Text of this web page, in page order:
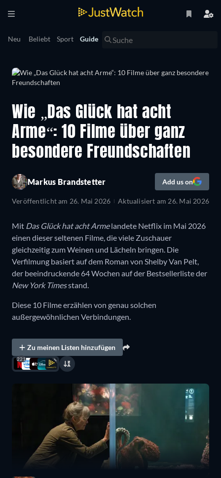
Neu Beliebt Sport Guide
Wie „Das Glück hat acht
Arme“: 10 Filme über ganz
besondere Freundschaften
Markus Brandstetter Add us on
Veröffentlicht am 26. Mai 2026 Aktualisiert am26. Mai 2026
Mit Das Glück hat acht Armelandete Netflix im Mai 2026
einen dieser seltenen Filme, die viele Zuschauer
gleichzeitig zum Weinen und Lächeln bringen. Die
Verfilmung basiert auf dem Roman von Shelby Van Pelt,
der beeindruckende 64 Wochen auf der Bestsellerliste der
New York Timesstand.
Diese 10 Filme erzählen von genau solchen
außergewöhnlichen Verbindungen.
Zu meinen Listen hinzufügen
221